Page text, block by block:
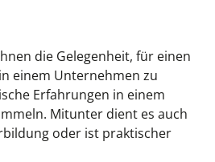
die Gelegenheit, für einen
einem Unternehmen zu
Erfahrungen in einem
Mitunter dient es auch
oder ist praktischer